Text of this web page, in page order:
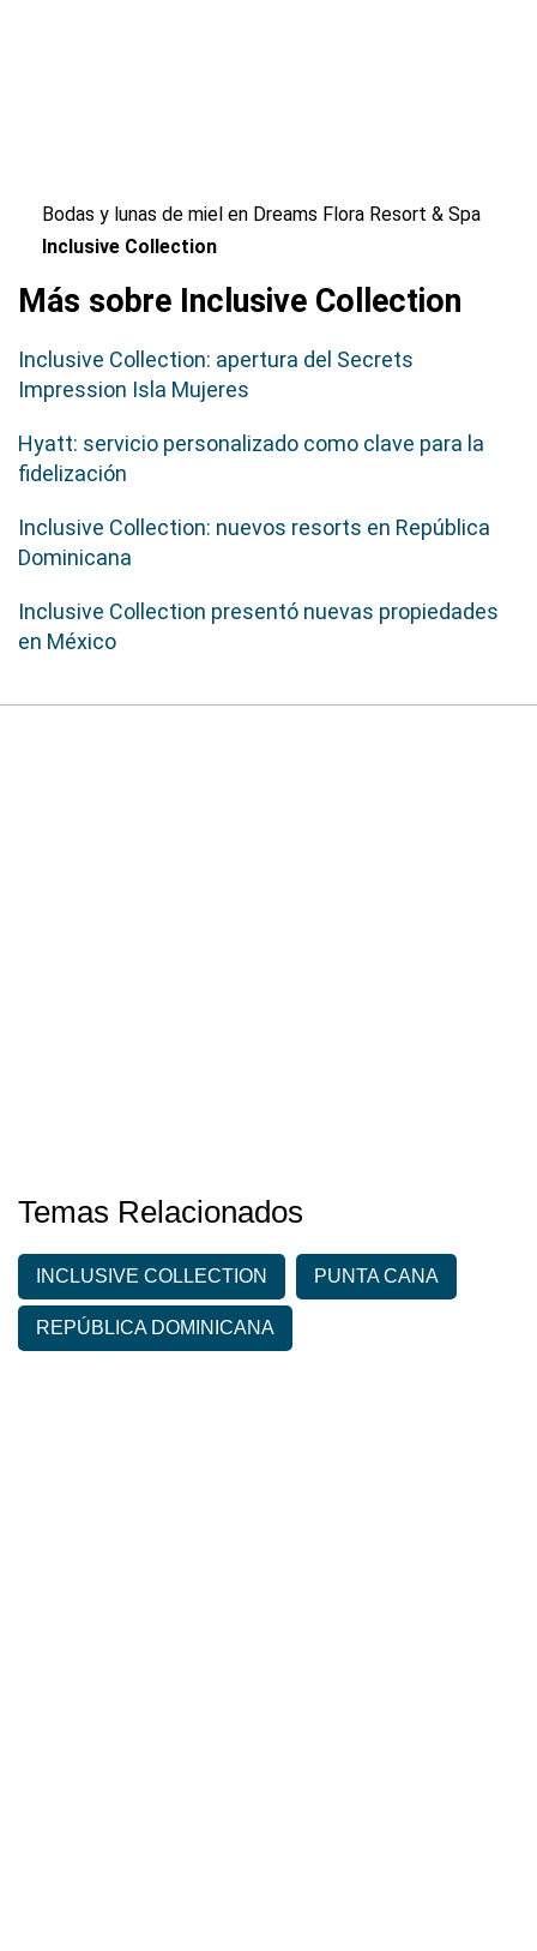
Bodas y lunas de miel en Dreams Flora Resort & Spa
Inclusive Collection
Más sobre Inclusive Collection
Inclusive Collection: apertura del Secrets
Impression Isla Mujeres
Hyatt: servicio personalizado como clave para la
fidelización
Inclusive Collection: nuevos resorts en República
Dominicana
Inclusive Collection presentó nuevas propiedades
en México
Temas Relacionados
INCLUSIVE COLLECTION PUNTA CANA
REPÚBLICA DOMINICANA